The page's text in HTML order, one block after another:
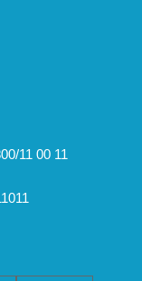
11 00 11